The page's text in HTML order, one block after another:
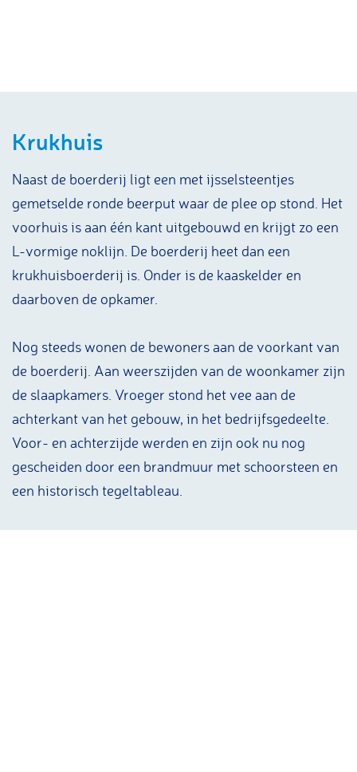
Krukhuis
Naast de boerderij ligt een met ijsselsteentjes
gemetselde ronde beerput waar de plee op stond. Het
voorhuis is aan één kant uitgebouwd en krijgt zo een
L-vormige noklijn. De boerderij heet dan een
krukhuisboerderij is. Onder is de kaaskelder en
daarboven de opkamer.
Nog steeds wonen de bewoners aan de voorkant van
de boerderij. Aan weerszijden van de woonkamer zijn
de slaapkamers. Vroeger stond het vee aan de
achterkant van het gebouw, in het bedrijfsgedeelte.
Voor- en achterzijde werden en zijn ook nu nog
gescheiden door een brandmuur met schoorsteen en
een historisch tegeltableau.